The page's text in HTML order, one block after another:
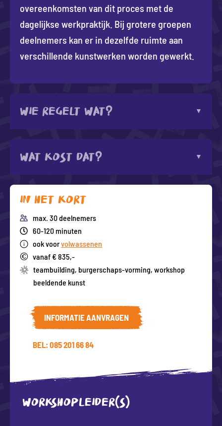
overeenkomsten van dit proces met de
dagelijkse werkpraktijk. Bij grotere groepen
deelnemers kan er in dezelfde ruimte aan
verschillende kunstwerken worden gewerkt.
Wie regelt wat?
Wat kost dat?
In het kort
max. 30 deelnemers
60-120 minuten
ook voorvolwassenen
vanaf € 835,-
teambuilding, burgerschaps-vorming, workshop
beeldende kunst
INFORMATIE AANVRAGEN
BEL: 085 201 66 84
WORKSHOPLEIDER(S)